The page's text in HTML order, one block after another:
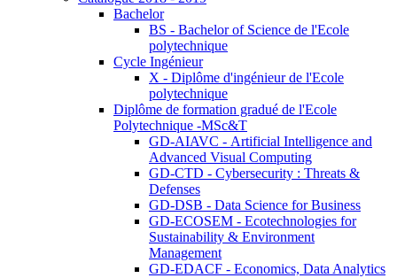
Bachelor
BS - Bachelor of Science de l'Ecole
polytechnique
Cycle Ingénieur
X - Diplôme d'ingénieur de l'Ecole
polytechnique
Diplôme de formation gradué de l'Ecole
Polytechnique -MSc&T
GD-AIAVC - Artificial Intelligence and
Advanced Visual Computing
GD-CTD - Cybersecurity : Threats &
Defenses
GD-DSB - Data Science for Business
GD-ECOSEM - Ecotechnologies for
Sustainability & Environment
Management
GD-EDACF - Economics, Data Analytics